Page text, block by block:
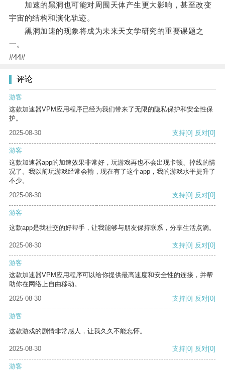
加速的黑洞也可能对周围天体产生更大影响，甚至改变
宇宙的结构和演化轨迹。
黑洞加速的现象将成为未来天文学研究的重要课题之
一。
#44#
评论
游客
这款加速器VPM应用程序已经为我们带来了无限的隐私保护和安全性保
护。
2025-08-30
支持[0] 反对[0]
游客
这款加速器app的加速效果非常好，玩游戏再也不会出现卡顿、掉线的情
况了。我以前玩游戏经常会输，现在有了这个app，我的游戏水平提升了
不少。
2025-08-30
支持[0] 反对[0]
游客
这款app是我社交的好帮手，让我能够与朋友保持联系，分享生活点滴。
2025-08-30 支持[0] 反对[0]
游客
这款加速器VPM应用程序可以给你提供最高速度和安全性的连接，并帮
助你在网络上自由移动。
2025-08-30
支持[0] 反对[0]
游客
这款游戏的剧情非常感人，让我久久不能忘怀。
2025-08-30 支持[0] 反对[0]
游客